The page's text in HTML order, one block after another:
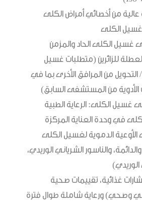
من أخصائي أمراض الكلى
الكلى
غسيل الكلى الحاد والمزمن
للزائرين (متطلبات غسيل
التحويل من المرافق الأخرى بما في
الأدوية من المستشفى السابق)
غسيل الكلى: الرعاية الطبية
في وحدة العناية المركزة
الأوعية الدموية لغسيل الكلى
والناسور الشرياني الوريدي،
غذائية، تقييمات صحية
وصحي) ورعاية شاملة طوال فترة